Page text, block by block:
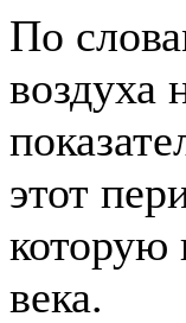
По
воздуха
этот
которую
века.